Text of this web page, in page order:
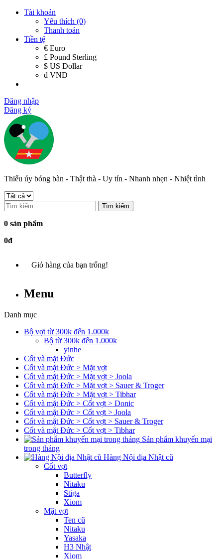
Tài khoản
Yêu thích (0)
Thanh toán
Tiền tệ
€ Euro
£ Pound Sterling
$ US Dollar
đ VND
Đăng nhập
Đăng ký
Thiếu úy bóng bàn - Thật thà - Uy tín - Nhanh nhẹn - Nhiệt tình
Tìm kiếm
0 sản phẩm
0đ
Giỏ hàng của bạn trống!
Menu
Danh mục
Bộ vợt từ 300k đến 1.000k
Bộ từ 300k đến 1.000k
yinhe
Cốt và mặt Đức
Cốt và mặt Đức > Mặt vợt
Cốt và mặt Đức > Mặt vợt > Joola
Cốt và mặt Đức > Mặt vợt > Sauer & Troger
Cốt và mặt Đức > Mặt vợt > Tibhar
Cốt và mặt Đức > Cốt vợt > Donic
Cốt và mặt Đức > Cốt vợt > Joola
Cốt và mặt Đức > Cốt vợt > Sauer & Troger
Cốt và mặt Đức > Cốt vợt > Tibhar
Sản phẩm khuyến mại
trong tháng
Hàng Nội địa Nhật cũ
Cốt vợt
Butterfly
Nitaku
Stiga
Xiom
Mặt vợt
Ten cũ
Nitaku
Yasaka
H3 Nhật
Xiom